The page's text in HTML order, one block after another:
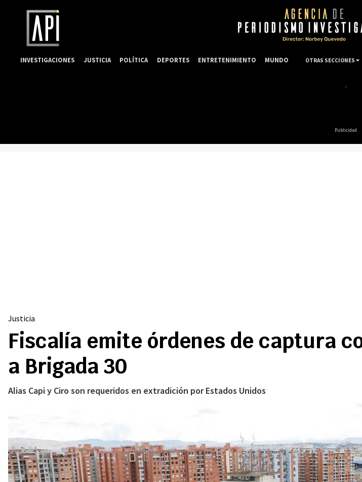
Publicidad
Justicia
Fiscalía emite órdenes de captura
a Brigada 30
Alias Capi y Ciro son requeridos en extradición por Estados Unidos
INVESTIGACIONES JUSTICIA POLÍTICA DEPORTES ENTRETENIMIENTO MUNDO OTRAS SECCIONES